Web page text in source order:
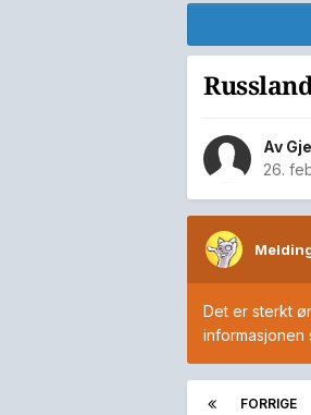
Av
26.
Det er sterkt
informasjonen
FORRIGE